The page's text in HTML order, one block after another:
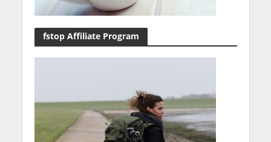
fstop Affiliate Program